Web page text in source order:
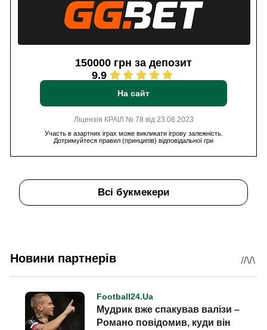
150000 грн за депозит
9.9
На сайт
Ліцензія КРАІЛ № 78 від 23.08.2023
Участь в азартних іграх може викликати ігрову залежність.
Дотримуйтеся правил (принципів) відповідальної гри
Всі букмекери